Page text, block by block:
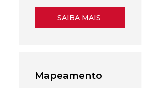
SAIBA MAIS
Mapeamento